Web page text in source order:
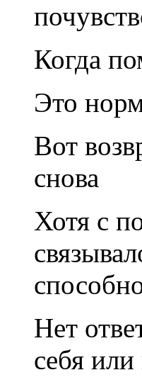
Когда
Это
Вот
снова
Хотя с
Нет
себя